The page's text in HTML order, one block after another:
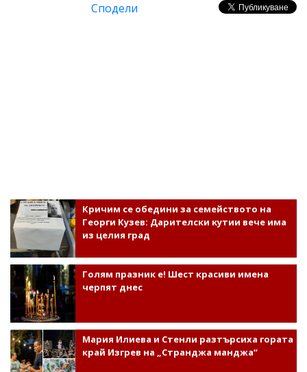
Сподели
Кричим се обедини за семейството на
Георги Кузев: Дарителски кутии вече има
из целия град
Голям празник е! Шест красиви имена
черпят днес
Мария Илиева и Стенли разтърсиха гората
край Изгрев на „Странджа манджа“